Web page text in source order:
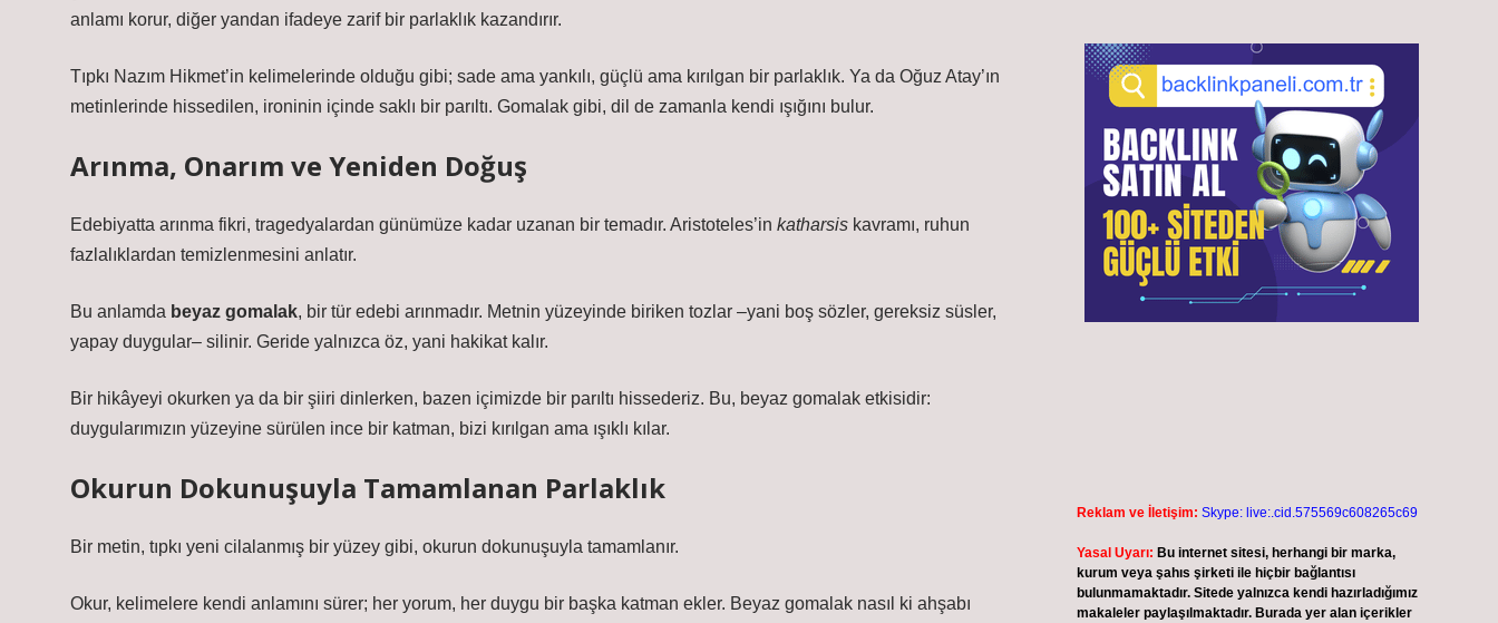
anlamı korur, diğer yandan ifadeye zarif bir parlaklık kazandırır.
Tıpkı Nazım Hikmet’in kelimelerinde olduğu gibi; sade ama yankılı, güçlü ama kırılgan bir parlaklık. Ya da Oğuz Atay’ın
metinlerinde hissedilen, ironinin içinde saklı bir parıltı. Gomalak gibi, dil de zamanla kendi ışığını bulur.
Arınma, Onarım ve Yeniden Doğuş
Edebiyatta arınma fikri, tragedyalardan günümüze kadar uzanan bir temadır. Aristoteles’in katharsis kavramı, ruhun
fazlalıklardan temizlenmesini anlatır.
Bu anlamda beyaz gomalak, bir tür edebi arınmadır. Metnin yüzeyinde biriken tozlar –yani boş sözler, gereksiz süsler,
yapay duygular– silinir. Geride yalnızca öz, yani hakikat kalır.
Bir hikâyeyi okurken ya da bir şiiri dinlerken, bazen içimizde bir parıltı hissederiz. Bu, beyaz gomalak etkisidir:
duygularımızın yüzeyine sürülen ince bir katman, bizi kırılgan ama ışıklı kılar.
Okurun Dokunuşuyla Tamamlanan Parlaklık
Bir metin, tıpkı yeni cilalanmış bir yüzey gibi, okurun dokunuşuyla tamamlanır.
Okur, kelimelere kendi anlamını sürer; her yorum, her duygu bir başka katman ekler. Beyaz gomalak nasıl ki ahşabı
Reklam ve İletişim: Skype: live:.cid.575569c608265c69
Yasal Uyarı: Bu internet sitesi, herhangi bir marka,
kurum veya şahıs şirketi ile hiçbir bağlantısı
bulunmamaktadır. Sitede yalnızca kendi hazırladığımız
makaleler paylaşılmaktadır. Burada yer alan içerikler